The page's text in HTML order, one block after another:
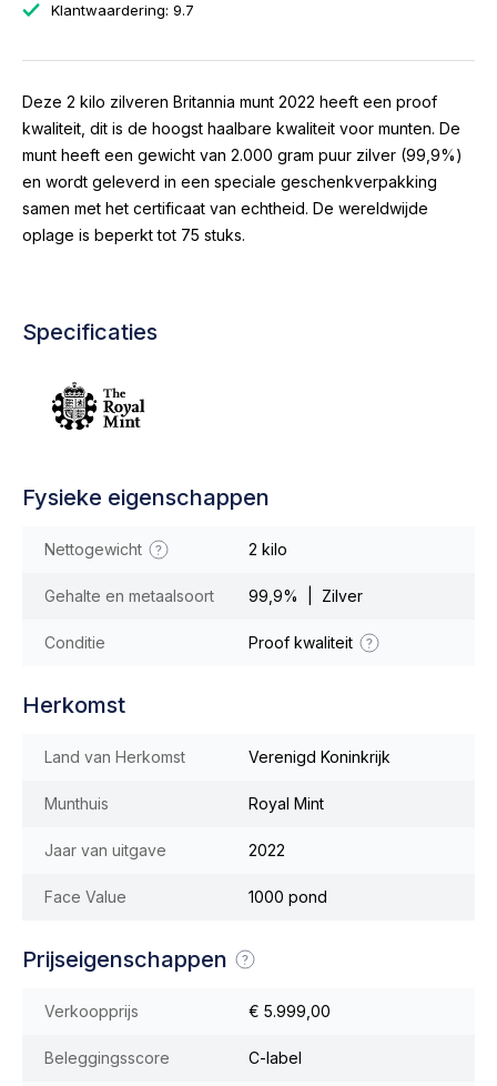
Klantwaardering: 9.7
Deze 2 kilo zilveren Britannia munt 2022 heeft een proof
kwaliteit, dit is de hoogst haalbare kwaliteit voor munten. De
munt heeft een gewicht van 2.000 gram puur zilver (99,9%)
en wordt geleverd in een speciale geschenkverpakking
samen met het certificaat van echtheid. De wereldwijde
oplage is beperkt tot 75 stuks.
Specificaties
Fysieke eigenschappen
Nettogewicht 2 kilo
Gehalte en metaalsoort 99,9% | Zilver
Conditie Proof kwaliteit
Herkomst
Land van Herkomst Verenigd Koninkrijk
Munthuis Royal Mint
Jaar van uitgave 2022
Face Value 1000 pond
Prijseigenschappen
Verkoopprijs € 5.999,00
Beleggingsscore C-label